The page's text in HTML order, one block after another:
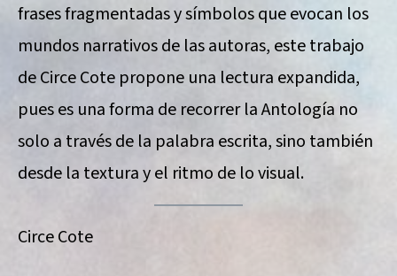
frases fragmentadas y símbolos que evocan los
mundos narrativos de las autoras, este trabajo
de Circe Cote propone una lectura expandida,
pues es una forma de recorrer la Antología no
solo a través de la palabra escrita, sino también
desde la textura y el ritmo de lo visual.
Circe Cote